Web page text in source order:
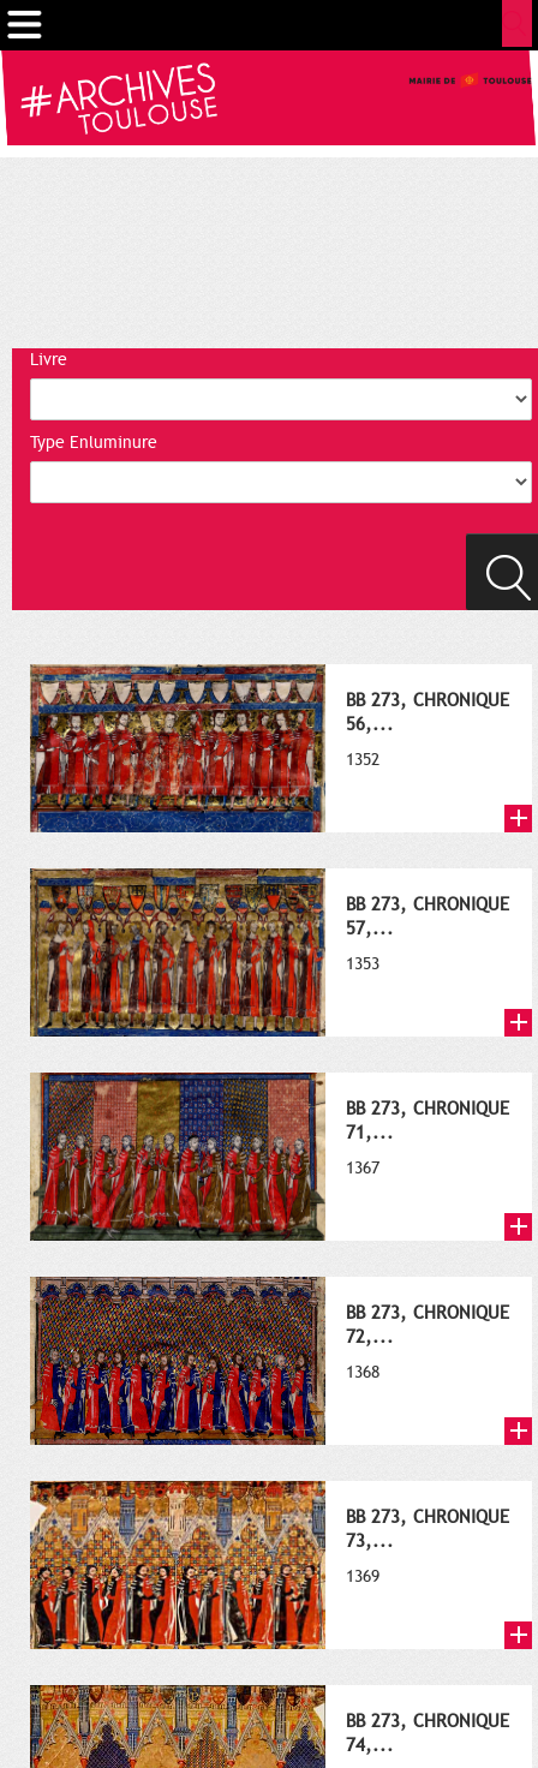
Livre
Type Enluminure
BB 273, CHRONIQUE
56,...
1352
BB 273, CHRONIQUE
57,...
1353
BB 273, CHRONIQUE
71,...
1367
BB 273, CHRONIQUE
72,...
1368
BB 273, CHRONIQUE
73,...
1369
BB 273, CHRONIQUE
74,...
Cookies management panel